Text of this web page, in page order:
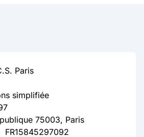
Paris
simplifiée
75003, Paris
FR15845297092